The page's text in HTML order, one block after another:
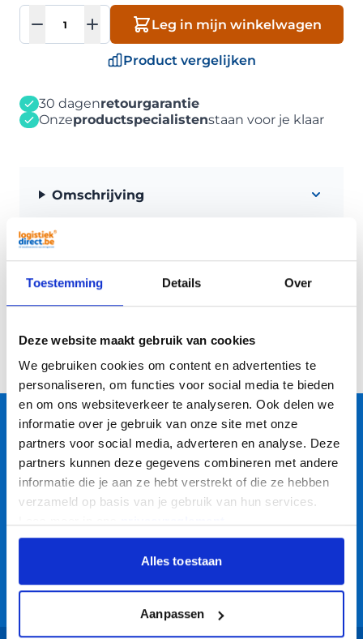
Toestemming Details Over
Deze website maakt gebruik van cookies
We gebruiken cookies om content en advertenties te
personaliseren, om functies voor social media te bieden
en om ons websiteverkeer te analyseren. Ook delen we
informatie over je gebruik van onze site met onze
partners voor social media, adverteren en analyse. Deze
partners kunnen deze gegevens combineren met andere
informatie die je aan ze hebt verstrekt of die ze hebben
verzameld op basis van je gebruik van hun services.
Alles toestaan
Aanpassen
Aantal
Leg in mijn winkelwagen
Product vergelijken
30 dagenretourgarantie
Onzeproductspecialistenstaan voor je klaar
Omschrijving
Eigenschappen
Trusted Shops Reviews
Dé totaalleverancier
voor de logistiek!
Altijd een goede kwaliteit voor een
scherpe prijs
Vaste klanten bestellen op rekening